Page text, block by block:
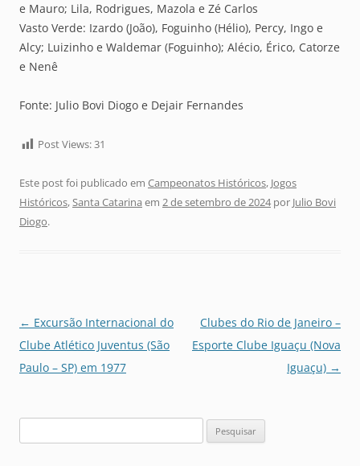
e Mauro; Lila, Rodrigues, Mazola e Zé Carlos
Vasto Verde: Izardo (João), Foguinho (Hélio), Percy, Ingo e
Alcy; Luizinho e Waldemar (Foguinho); Alécio, Érico, Catorze
e Nenê
Fonte: Julio Bovi Diogo e Dejair Fernandes
Post Views:31
Este post foi publicado em Campeonatos Históricos, Jogos
Históricos,Santa Catarina em 2 de setembro de 2024por Julio Bovi
Diogo.
Navegação
de
posts
← Excursão Internacional do
Clube Atlético Juventus (São
Paulo – SP) em 1977
Clubes do Rio de Janeiro –
Esporte Clube Iguaçu (Nova
Iguaçu) →
por: